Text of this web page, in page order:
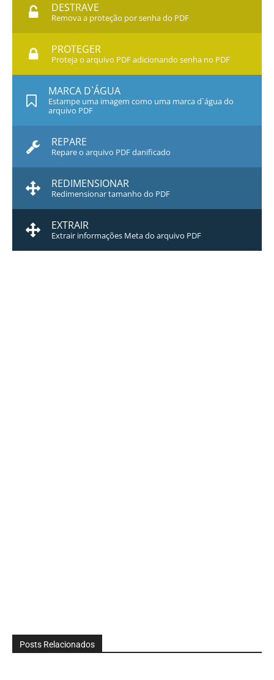
DESTRAVE
Remova a proteção por senha do PDF
PROTEGER
Proteja o arquivo PDF adicionando senha no PDF
MARCA D`ÁGUA
Estampe uma imagem como uma marca d`água do
arquivo PDF
REPARE
Repare o arquivo PDF danificado
REDIMENSIONAR
Redimensionar tamanho do PDF
EXTRAIR
Extrair informações Meta do arquivo PDF
Posts Relacionados